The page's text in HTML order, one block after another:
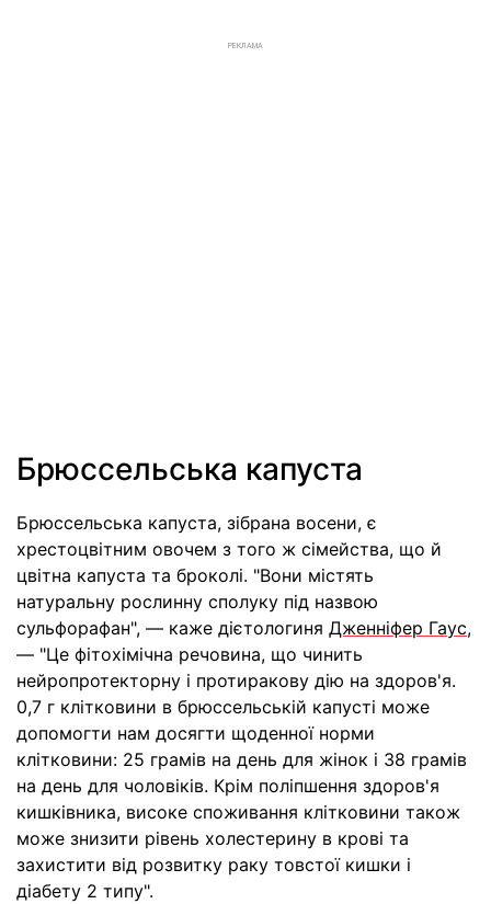
РЕКЛАМА
Брюссельська капуста
Брюссельська капуста, зібрана восени, є
хрестоцвітним овочем з того ж сімейства, що й
цвітна капуста та броколі. "Вони містять
натуральну рослинну сполуку під назвою
сульфорафан", — каже дієтологиня Дженніфер Гаус,
— "Це фітохімічна речовина, що чинить
нейропротекторну і протиракову дію на здоров'я.
0,7 г клітковини в брюссельській капусті може
допомогти нам досягти щоденної норми
клітковини: 25 грамів на день для жінок і 38 грамів
на день для чоловіків. Крім поліпшення здоров'я
кишківника, високе споживання клітковини також
може знизити рівень холестерину в крові та
захистити від розвитку раку товстої кишки і
діабету 2 типу".